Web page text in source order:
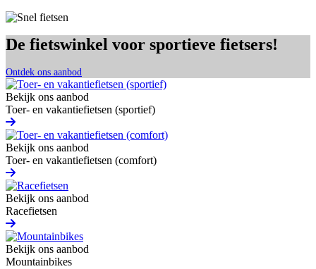
De fietswinkel voor sportieve fietsers!
Ontdek ons aanbod
Bekijk ons aanbod
Toer- en vakantiefietsen (sportief)
Bekijk ons aanbod
Toer- en vakantiefietsen (comfort)
Bekijk ons aanbod
Racefietsen
Bekijk ons aanbod
Mountainbikes